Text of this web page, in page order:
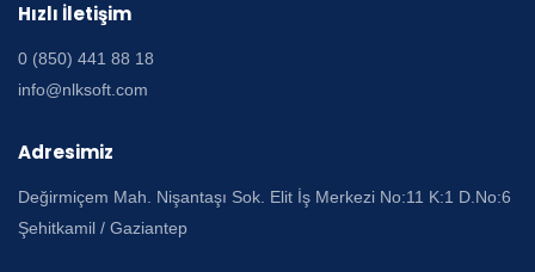
Hızlı İletişim
0 (850) 441 88 18
info@nlksoft.com
Adresimiz
Değirmiçem Mah. Nişantaşı Sok. Elit İş Merkezi No:11 K:1 D.No:6
Şehitkamil / Gaziantep